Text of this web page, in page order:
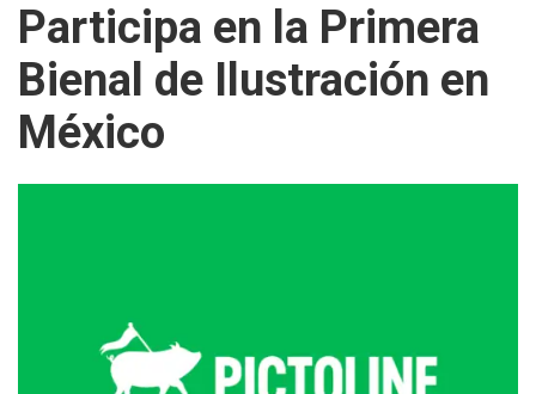
Participa en la Primera
Bienal de Ilustración en
México